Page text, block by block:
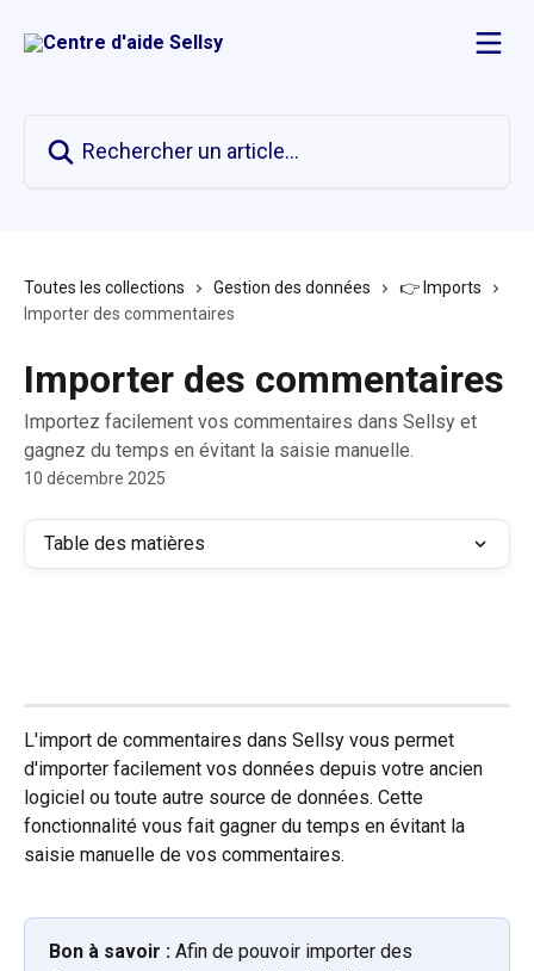
Toutes les collections Gestion des données
👉 Imports
Importer des commentaires
Importer des commentaires
Importez facilement vos commentaires dans Sellsy et
gagnez du temps en évitant la saisie manuelle.
10 décembre 2025
Table des matières
L'import de commentaires dans Sellsy vous permet
d'importer facilement vos données depuis votre ancien
logiciel ou toute autre source de données. Cette
fonctionnalité vous fait gagner du temps en évitant la
saisie manuelle de vos commentaires.
Bon à savoir : Afin de pouvoir importer des